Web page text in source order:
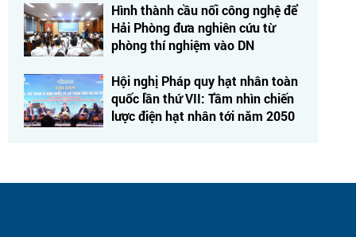
Hình thành cầu nối công nghệ để
Hải Phòng đưa nghiên cứu từ
phòng thí nghiệm vào DN
Hội nghị Pháp quy hạt nhân toàn
quốc lần thứ VII: Tầm nhìn chiến
lược điện hạt nhân tới năm 2050